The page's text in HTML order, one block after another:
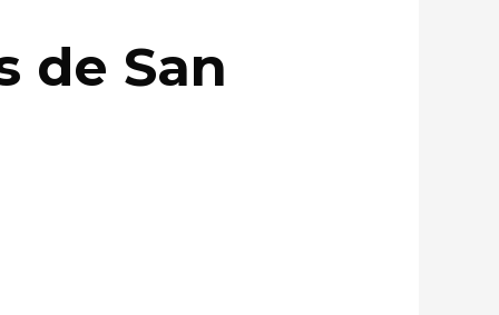
de San